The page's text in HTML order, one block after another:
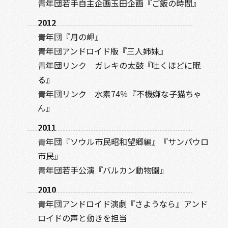
青年団若手自主企画玉田企画『ご飯の時間』
2012
青年団『月の岬』
青年団アンドロイド版『三人姉妹』
青年団リンク ガレキの太鼓『吐くほどに眠
る』
青年団リンク 水素74％『不機嫌な子猫ちゃ
ん』
2011
青年団『ソウル市民昭和望郷編』『サンパウロ
市民』
青年団若手公演『バルカン動物園』
2010
青年団アンドロイド演劇『さようなら』アンド
ロイドの声と動きを担当